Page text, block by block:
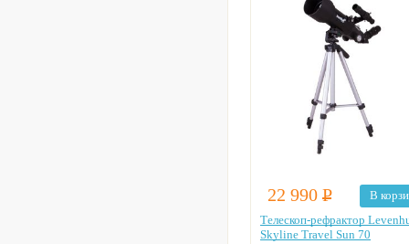
22 990 Р
В
Телескоп-рефрактор
Skyline Travel Sun 70